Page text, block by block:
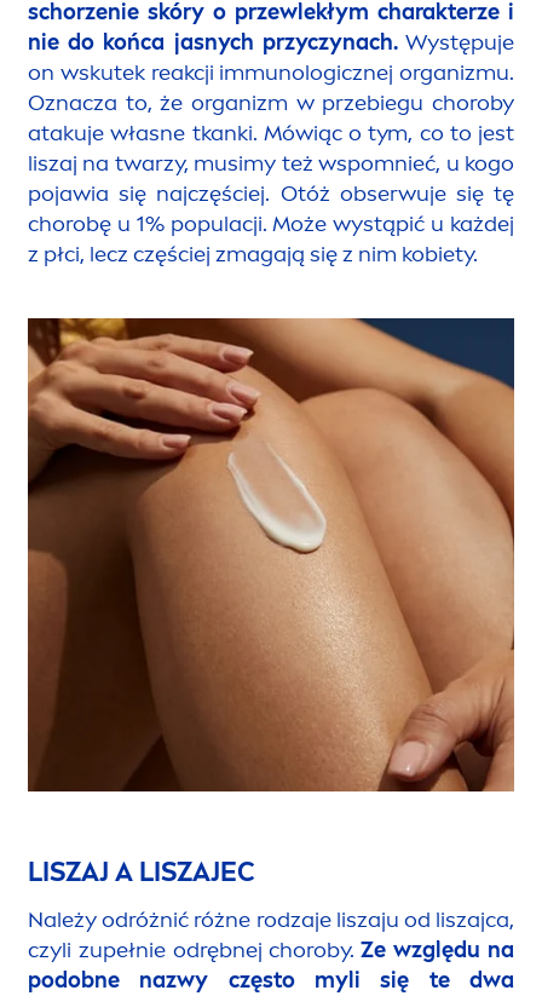
schorzenie skóry o przewlekłym charakterze i
nie do końca jasnych przyczynach.Występuje
on wskutek reakcji immunologicznej organizmu.
Oznacza to, że organizm w przebiegu choroby
atakuje własne tkanki. Mówiąc o tym, co to jest
liszaj na twarzy, musimy też wspomnieć, u kogo
pojawia się najczęściej. Otóż obserwuje się tę
chorobę u 1% populacji. Może wystąpić u każdej
z płci, lecz częściej zmagają się z nim kobiety.
LISZAJ A LISZAJEC
Należy odróżnić różne rodzaje liszaju od liszajca,
czyli zupełnie odrębnej choroby.Ze względu na
podobne nazwy często myli się te dwa